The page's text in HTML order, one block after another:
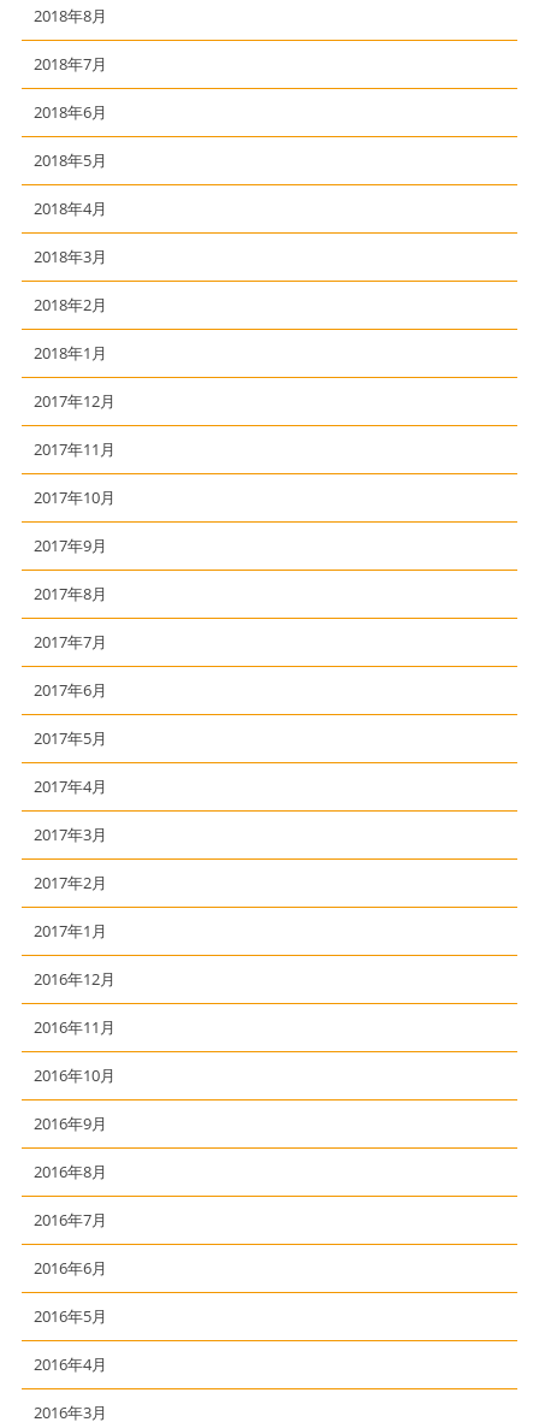
2018年8月
2018年7月
2018年6月
2018年5月
2018年4月
2018年3月
2018年2月
2018年1月
2017年12月
2017年11月
2017年10月
2017年9月
2017年8月
2017年7月
2017年6月
2017年5月
2017年4月
2017年3月
2017年2月
2017年1月
2016年12月
2016年11月
2016年10月
2016年9月
2016年8月
2016年7月
2016年6月
2016年5月
2016年4月
2016年3月